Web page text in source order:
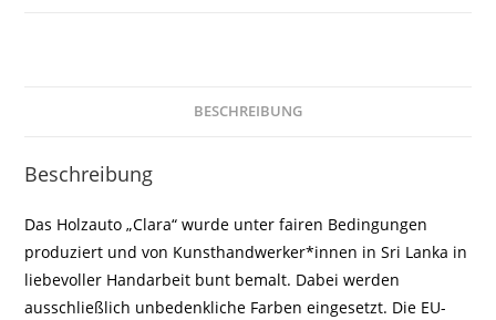
BESCHREIBUNG
Beschreibung
Das Holzauto „Clara“ wurde unter fairen Bedingungen
produziert und von Kunsthandwerker*innen in Sri Lanka in
liebevoller Handarbeit bunt bemalt. Dabei werden
ausschließlich unbedenkliche Farben eingesetzt. Die EU-